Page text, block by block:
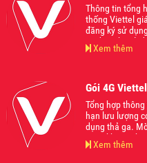
Thông tin tổng
thống Viettel
đăng ký sử
và đăng ký sử
trên thị trường
Xem thêm
Gói 4G
Tổng hợp
hạn lưu lượng
dụng thả ga.
ngay khi có nhu
Xem thêm